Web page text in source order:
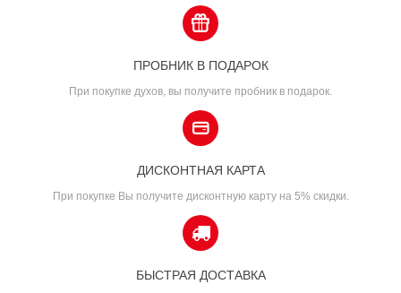
ПРОБНИК В ПОДАРОК
При покупке духов, вы получите пробник в подарок.
ДИСКОНТНАЯ КАРТА
При покупке Вы получите дисконтную карту на 5% скидки.
БЫСТРАЯ ДОСТАВКА